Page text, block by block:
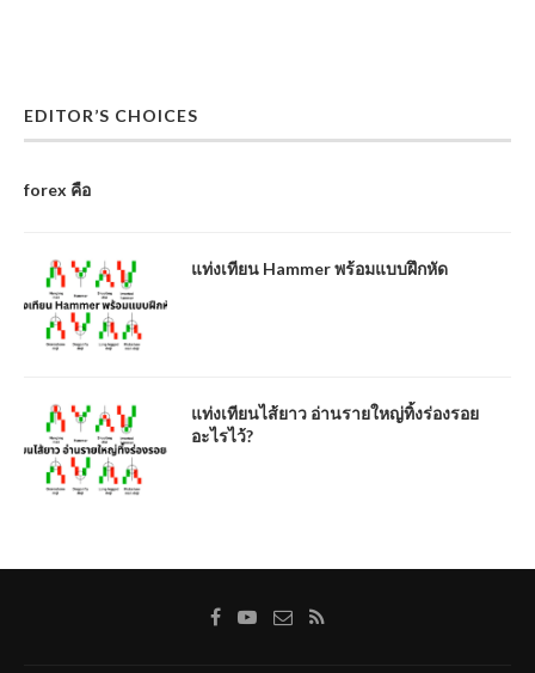
EDITOR’S CHOICES
forex คือ
แท่งเทียน Hammer พร้อมแบบฝึกหัด
แท่งเทียนไส้ยาว อ่านรายใหญ่ทิ้งร่องรอย
อะไรไว้?